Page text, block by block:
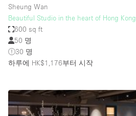
Warehouse
공간 기능
Air Conditioning
Bar
Sheung Wan
Beautiful Studio in the heart of Hong Kong
600 sq ft
50 명
30 명
하루에 HK$1,176부터 시작